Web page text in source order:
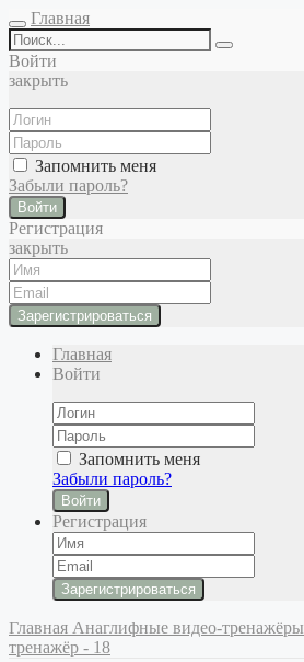
Главная
Войти
закрыть
Запомнить меня
Забыли пароль?
Войти
Регистрация
закрыть
Главная
Войти
Запомнить меня
Забыли пароль?
Войти
Регистрация
Главная Анаглифные видео-тренажёры
тренажёр - 18